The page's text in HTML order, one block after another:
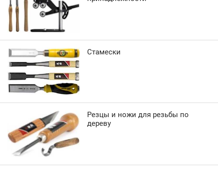
Стамески
Резцы и ножи для резьбы по
дереву